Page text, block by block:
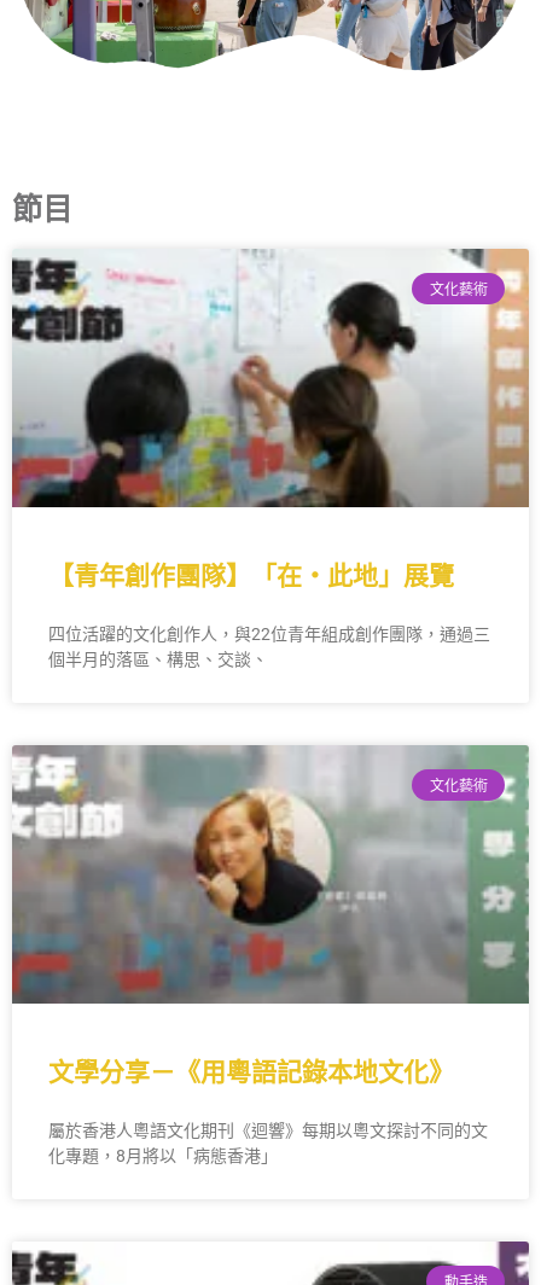
節目
文化藝術
【青年創作團隊】「在‧此地」展覽
四位活躍的文化創作人，與22位青年組成創作團隊，通過三
個半月的落區、構思、交談、
文化藝術
文學分享－《用粵語記錄本地文化》
屬於香港人粵語文化期刊《迴響》每期以粵文探討不同的文
化專題，8月將以「病態香港」
動手造